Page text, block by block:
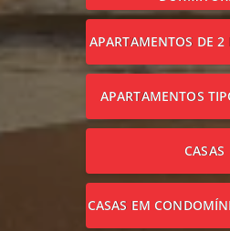
APARTAMENTOS DE 2
APARTAMENTOS
CASAS
CASAS EM